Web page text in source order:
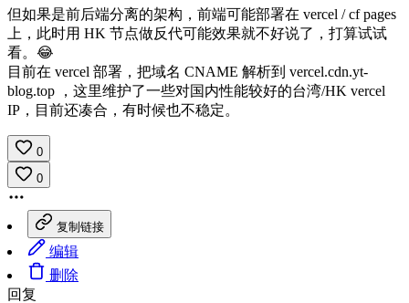
但如果是前后端分离的架构，前端可能部署在 vercel / cf pages
上，此时用 HK 节点做反代可能效果就不好说了，打算试试
看。😂
目前在 vercel 部署，把域名 CNAME 解析到 vercel.cdn.yt-
blog.top ，这里维护了一些对国内性能较好的台湾/HK vercel
IP，目前还凑合，有时候也不稳定。
0
0
复制链接
编辑
删除
回复